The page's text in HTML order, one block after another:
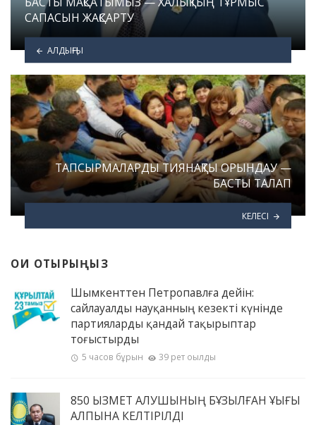
САПАСЫН ЖАҚСАРТУ
АЛДЫҢҒЫ
ТАПСЫРМАЛАРДЫ ТИЯНАҚТЫ ОРЫНДАУ —
БАСТЫ ТАЛАП
КЕЛЕСІ
ОҚИ ОТЫРЫҢЫЗ
Шымкенттен Петропавлға дейін:
сайлауалды науқанның кезекті күнінде
партияларды қандай тақырыптар
тоғыстырды
5 часов бұрын 39 рет оқылды
850 ҚЫЗМЕТ АЛУШЫНЫҢ БҰЗЫЛҒАН ҚҰҚЫҒЫ
ҚАЛПЫНА КЕЛТІРІЛДІ